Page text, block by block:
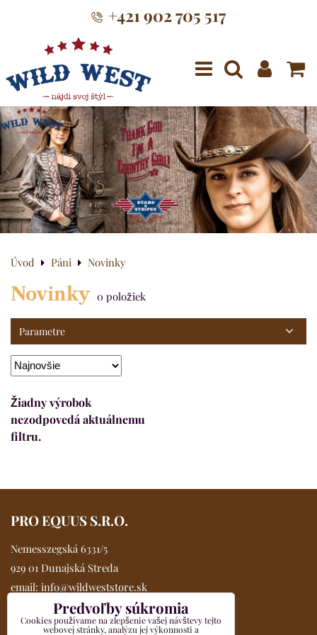
+421 902 705 517
Menu
Úvod Páni Novinky
Novinky 0 položiek
Parametre
PRO EQUUS S.R.O.
Nemesszegská 6331/5
929 01 Dunajská Streda
email: info@wildweststore.sk
0902 705 517
Kompletné údaje >>
Predvoľby súkromia
Cookies používame na zlepšenie vašej návštevy tejto
webovej stránky, analýzu jej výkonnosti a